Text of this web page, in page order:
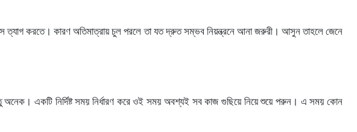
ত্যাগ করতে। কারণ অতিমাত্রায় চুল পরলে তা যত দ্রুত সম্ভব নিয়ন্ত্রনে আনা জরুরী। আসুন তাহলে জেনে
অনেক। একটি নির্দিষ্ট সময় নির্ধারণ করে ওই সময় অবশ্যই সব কাজ গুছিয়ে নিয়ে শুয়ে পরুন। এ সময় কোন